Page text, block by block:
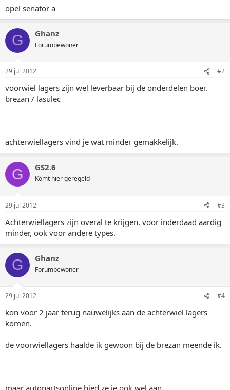
opel senator a
G Ghanz
Forumbewoner
29 jul 2012 #2
voorwiel lagers zijn wel leverbaar bij de onderdelen boer.
brezan / lasulec
achterwiellagers vind je wat minder gemakkelijk.
G GS2.6
Komt hier geregeld
29 jul 2012 #3
Achterwiellagers zijn overal te krijgen, voor inderdaad aardig
minder, ook voor andere types.
G Ghanz
Forumbewoner
29 jul 2012 #4
kon voor 2 jaar terug nauwelijks aan de achterwiel lagers
komen.
de voorwiellagers haalde ik gewoon bij de brezan meende ik.
maar autopartsonline bied ze je ook wel aan.